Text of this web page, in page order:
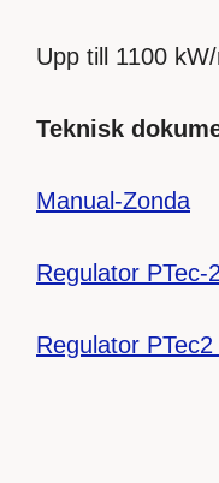
Upp till 1100 kW/
Teknisk
Manual-Zonda
Regulator PTec-
Regulator